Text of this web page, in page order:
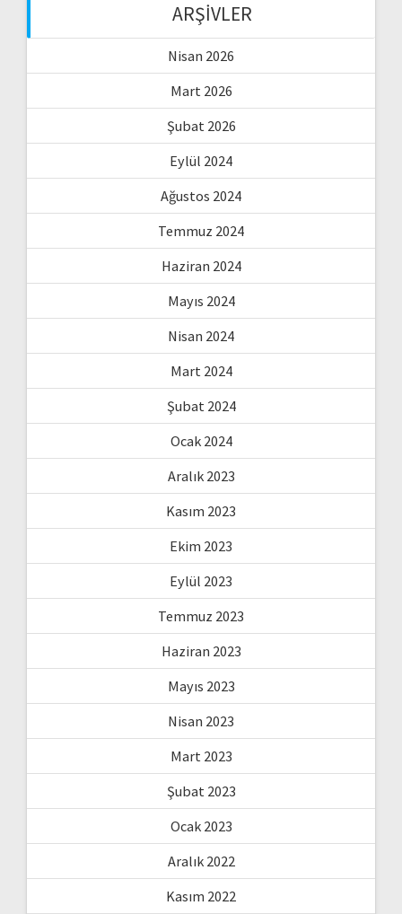
ARŞIVLER
Nisan 2026
Mart 2026
Şubat 2026
Eylül 2024
Ağustos 2024
Temmuz 2024
Haziran 2024
Mayıs 2024
Nisan 2024
Mart 2024
Şubat 2024
Ocak 2024
Aralık 2023
Kasım 2023
Ekim 2023
Eylül 2023
Temmuz 2023
Haziran 2023
Mayıs 2023
Nisan 2023
Mart 2023
Şubat 2023
Ocak 2023
Aralık 2022
Kasım 2022